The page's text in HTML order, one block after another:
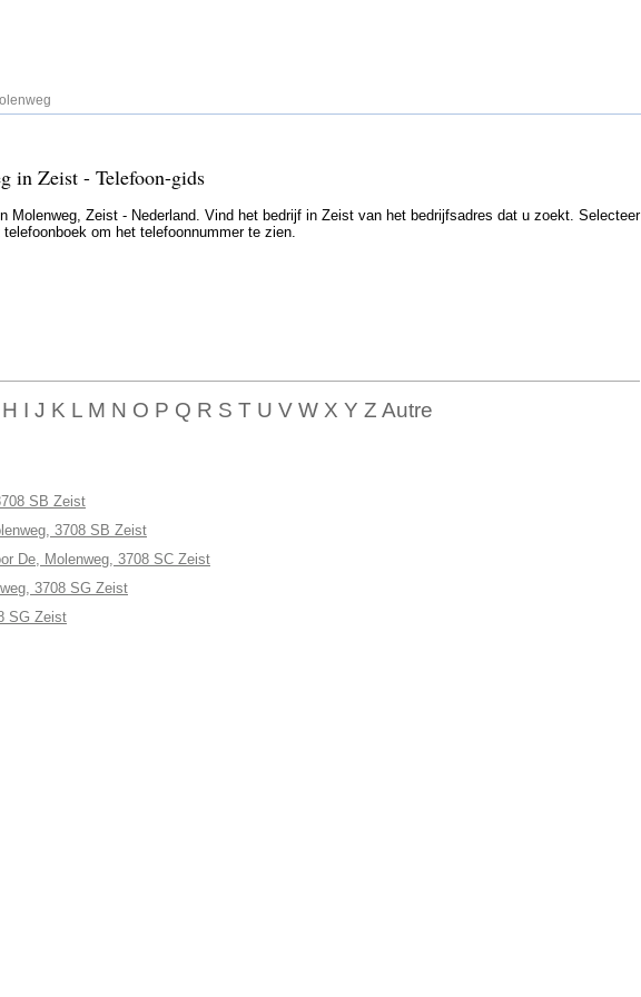
in Zeist - Telefoon-gids
Molenweg, Zeist - Nederland. Vind het bedrijf in Zeist van het bedrijfsadres dat u zoekt. Selecteer
om het telefoonnummer te zien.
I J K L M N O P Q R S T U V W X Y Z Autre
SB Zeist
3708 SB Zeist
De, Molenweg, 3708 SC Zeist
3708 SG Zeist
SG Zeist